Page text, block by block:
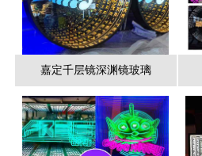
嘉定千层镜深渊镜玻璃